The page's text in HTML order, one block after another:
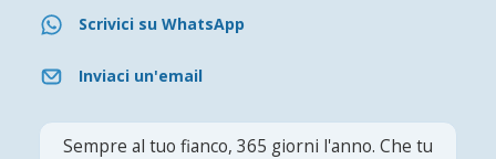
Scrivici su WhatsApp
Inviaci un'email
Sempre al tuo fianco, 365 giorni l'anno. Che tu